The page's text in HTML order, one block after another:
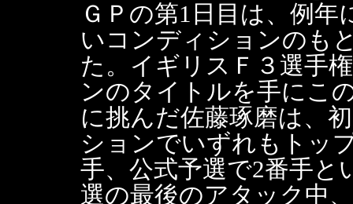
ＧＰの第1日目は、例年
いコンディションのも
た。イギリスＦ３選手
ンのタイトルを手にこ
に挑んだ佐藤琢磨は、
ションでいずれもトッ
手、公式予選で2番手と
選の最後のアタック中